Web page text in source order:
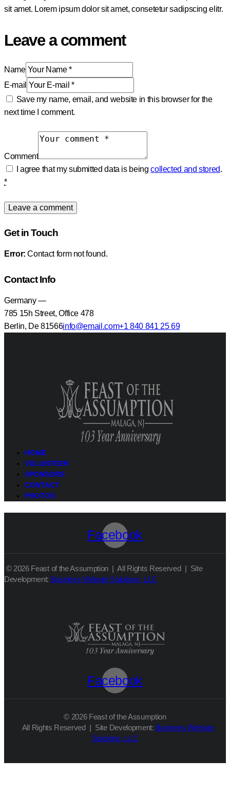
sit amet. Lorem ipsum dolor sit amet, consetetur sadipscing elitr.
Leave a comment
Name
E-mail
Save my name, email, and website in this browser for the
next time I comment.
Comment
I agree that my submitted data is beingcollected and stored.
*
Get in Touch
Error: Contact form not found.
Contact Info
Germany —
785 15h Street, Office 478
Berlin, De 81566info@email.com+1 840 841 25 69
HOME
VOLUNTEER
SPONSORS
CONTACT
PHOTOS
Facebook
© 2026 Feast of the Assumption | All Rights Reserved | Site
Development: Business Website Solutions, LLC
Facebook
© 2026 Feast of the Assumption
All Rights Reserved | Site Development: Business Website
Solutions, LLC